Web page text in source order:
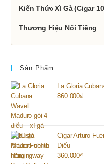
Kiến Thức Xì Gà (Cigar
Thương Hiệu Nổi Tiếng
Sản Phẩm
La Gloria
860.000₫
Cigar Arturo
Điếu
360.000₫